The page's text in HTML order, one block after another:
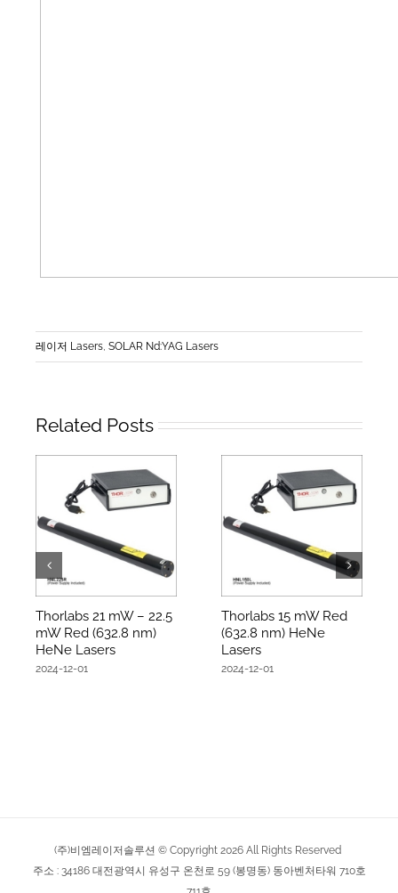
레이저 Lasers SOLAR Nd:YAG Lasers
Related Posts
Thorlabs 21 mW – 22.5
mW Red (632.8 nm)
HeNe Lasers
2024-12-01
Thorlabs 15 mW Red
(632.8 nm) HeNe
Lasers
2024-12-01
(주)비엠레이저솔루션 © Copyright 2026 All Rights Reserved
주소 : 34186 대전광역시 유성구 온천로 59 (봉명동) 동아벤처타워 710호